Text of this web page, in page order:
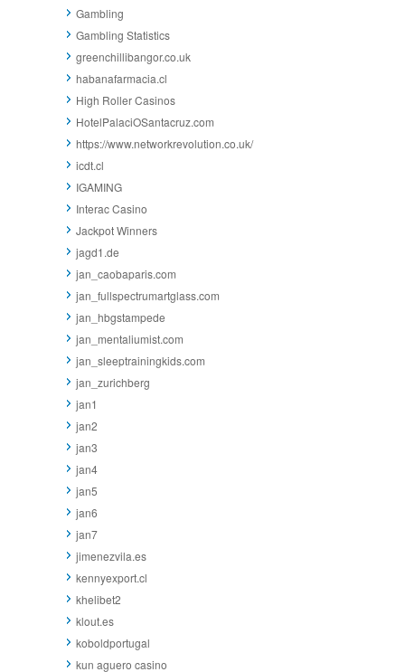
Gambling
Gambling Statistics
greenchillibangor.co.uk
habanafarmacia.cl
High Roller Casinos
HotelPalaciOSantacruz.com
https://www.networkrevolution.co.uk/
icdt.cl
IGAMING
Interac Casino
Jackpot Winners
jagd1.de
jan_caobaparis.com
jan_fullspectrumartglass.com
jan_hbgstampede
jan_mentaliumist.com
jan_sleeptrainingkids.com
jan_zurichberg
jan1
jan2
jan3
jan4
jan5
jan6
jan7
jimenezvila.es
kennyexport.cl
khelibet2
klout.es
koboldportugal
kun aguero casino